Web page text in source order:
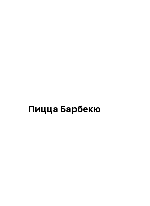
Пицца Барбекю